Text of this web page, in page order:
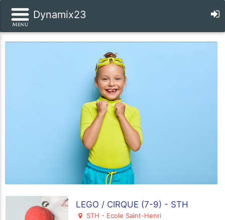
Dynamix23
LEGO / CIRQUE (7-9) - STH
STH - Ecole Saint-Henri